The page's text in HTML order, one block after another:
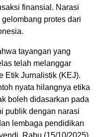
finansial. Narasi
protes dari
tayangan yang
telah melanggar
Etik Jurnalistik (KEJ).
nyata hilangnya etika
boleh didasarkan pada
publik dengan narasi
lembaga pendidikan
Rabu (15/10/2025).